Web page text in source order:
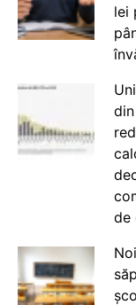
lei
de